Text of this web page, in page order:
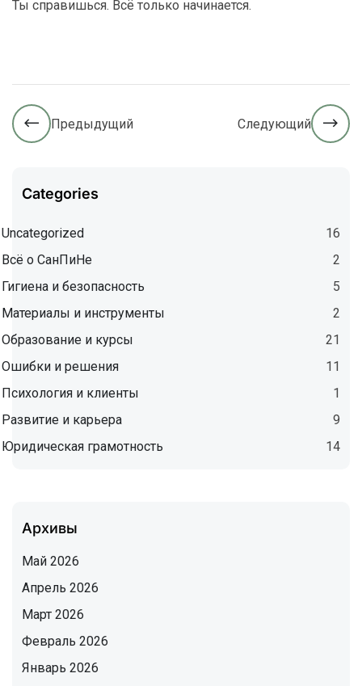
Ты справишься. Всё только начинается.
Предыдущий Следующий
Categories
Uncategorized
16
Всё о СанПиНе
2
Гигиена и безопасность
5
Материалы и инструменты
2
Образование и курсы
21
Ошибки и решения
11
Психология и клиенты
1
Развитие и карьера
9
Юридическая грамотность
14
Архивы
Май 2026
Апрель 2026
Март 2026
Февраль 2026
Январь 2026